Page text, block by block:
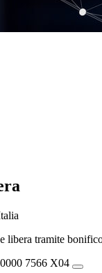
libera tramite
7566 X04